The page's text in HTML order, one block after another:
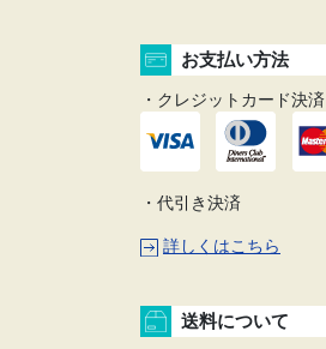
お支払い方法
・クレジットカード決済
・代引き決済
詳しくはこちら
送料について